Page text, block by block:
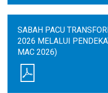
SABAH PACU
2026 MELALUI
MAC 2026)